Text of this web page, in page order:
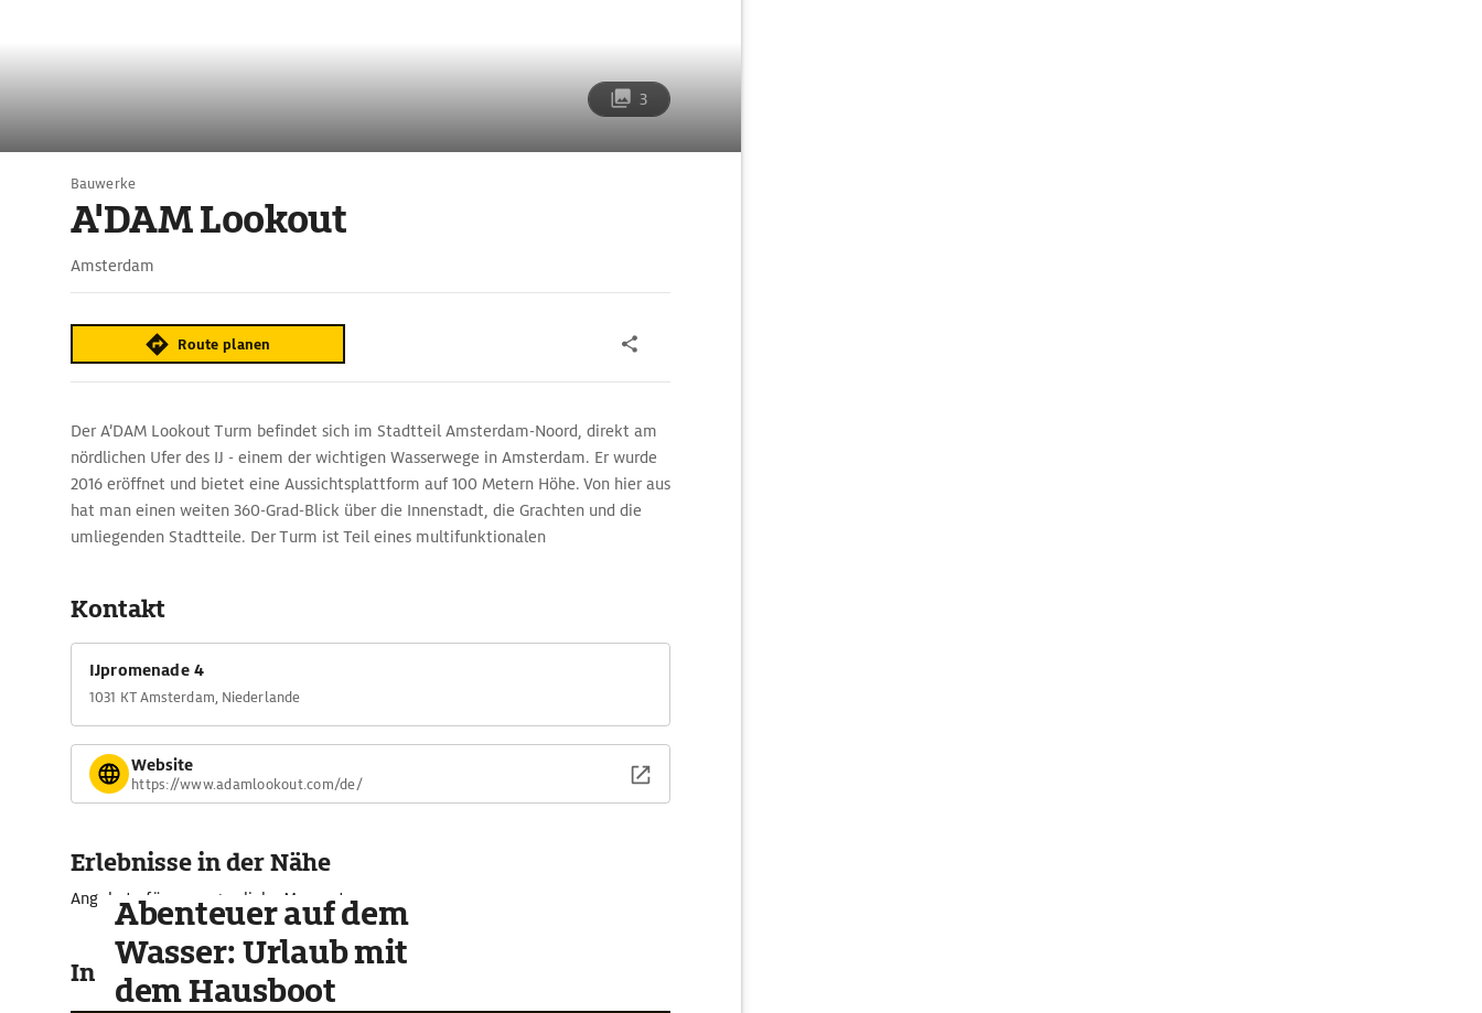
3
Bauwerke
A'DAM Lookout
Amsterdam
Route planen
Der A’DAM Lookout Turm befindet sich im Stadtteil Amsterdam-Noord, direkt am
nördlichen Ufer des IJ - einem der wichtigen Wasserwege in Amsterdam. Er wurde
2016 eröffnet und bietet eine Aussichtsplattform auf 100 Metern Höhe. Von hier aus
hat man einen weiten 360-Grad-Blick über die Innenstadt, die Grachten und die
umliegenden Stadtteile. Der Turm ist Teil eines multifunktionalen
Schaukel, die über den Rand der Plattform hinausführt.
Kontakt
IJpromenade 4
1031 KT Amsterdam, Niederlande
Website
https://www.adamlookout.com/de/
Erlebnisse in der Nähe
Angebote für unvergessliche Momente
In der Umgebung
Abenteuer auf dem
Wasser: Urlaub mit
dem Hausboot